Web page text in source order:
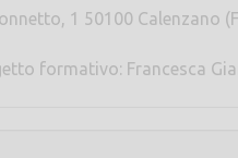
1 50100 Calenzano
formativo: Francesca